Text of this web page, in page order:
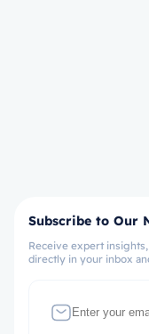
Subscribe to Our
Receive expert
directly in your inbox